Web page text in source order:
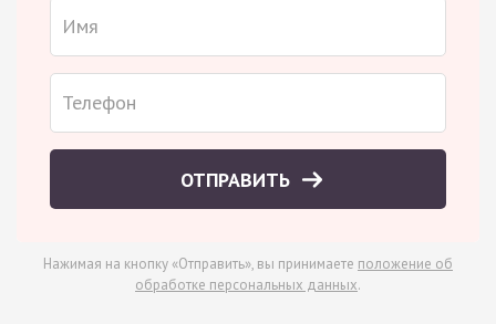
ОТПРАВИТЬ
Нажимая на кнопку «Отправить», вы принимаете положение об
обработке персональных данных.